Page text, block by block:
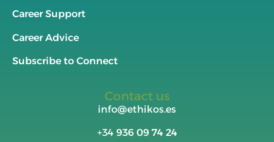
Career Support
Career Advice
Subscribe to Connect
Contact us
info@ethikos.es
+34 936 09 74 24